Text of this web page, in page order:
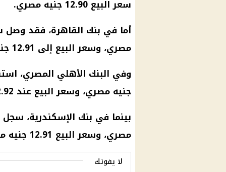
سعر البيع 12.90
جنيه مصري.
أما في بنك القاهرة، فقد وصل
مصري، وسعر البيع إلى 12.91
وفي البنك الأهلي المصري،
جنيه مصري، وسعر البيع عند 12.92 جنيه مصري.
بينما في بنك الإسكندرية
مصري، وسعر البيع 12.91 جنيه مصري.
لا يفوتك